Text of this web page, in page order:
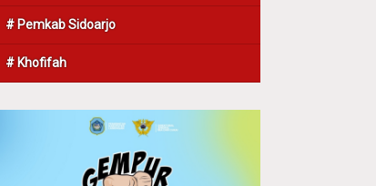
# Pemkab Sidoarjo
# Khofifah